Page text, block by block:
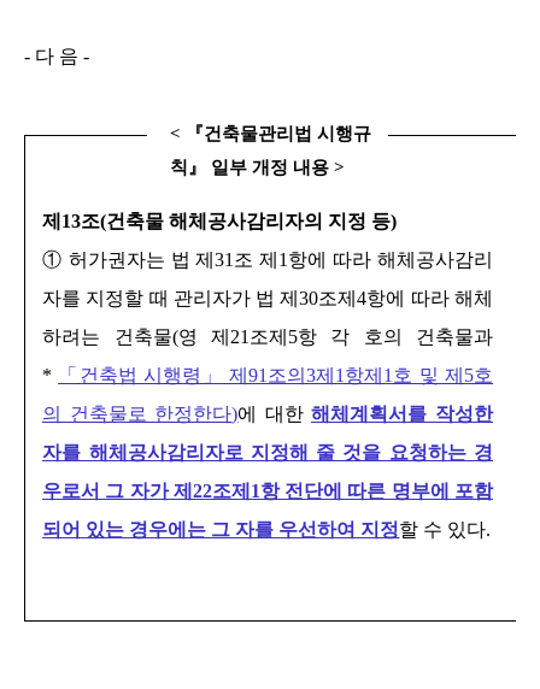
- 다 음 -
< 『건축물관리법 시행규
칙 』 일부 개정 내용 >
제 13조(건축물 해체공사감리자의 지정 등)
① 허가권자는 법 제31 조 제 1 항에 따라 해체공사감리
자를 지정할 때 관리자가 법 제30조제4항에 따라 해체
하려는 건축물(영 제 21 조제 5항 각 호의 건축물과
*
「 건축법 시행령 」제91 조의3제 1 항제 1 호 및 제 5호
의 건축물로 한정한다)에 대한 해체계획서를 작성한
자를 해체공사감리자로 지정해 줄 것을 요청하는 경
우로서 그 자가 제 22조제 1항 전단에 따른 명부에 포함
되어 있는 경우에는 그 자를 우선하여 지정할 수 있다.